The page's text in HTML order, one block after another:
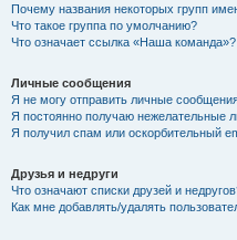
Почему названия некоторых групп
Что такое группа по умолчанию?
Что означает ссылка «Наша команда»?
Личные сообщения
Я не могу отправить личные
Я постоянно получаю нежелательные
Я получил спам или оскорбительный
Друзья и недруги
Что означают списки друзей и
Как мне добавлять/удалять